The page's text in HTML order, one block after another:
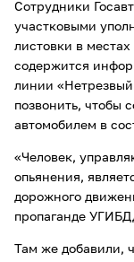
Сотрудники
участковыми
листовки в
содержится
линии «Нетрезвый
позвонить, чтобы
автомобилем в
«Человек,
опьянения,
дорожного
пропаганде
Там же добавили,